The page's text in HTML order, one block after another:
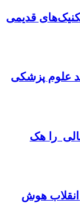
قدیمی
علوم پزشکی
را هک
هوش